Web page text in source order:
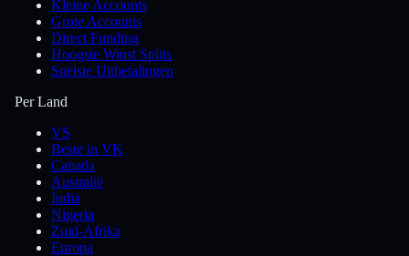
Kleine Accounts
Grote Accounts
Direct Funding
Hoogste Winst Splits
Snelste Uitbetalingen
Per Land
VS
Beste in VK
Canada
Australië
India
Nigeria
Zuid-Afrika
Europa